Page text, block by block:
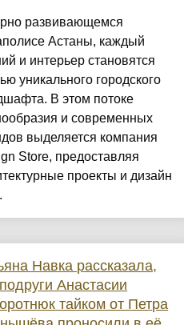
развивающемся
Астаны, каждый
и интерьер становятся
уникального городского
В этом потоке
и современных
выделяется компания
Store, предоставляя
проекты и дизайн
Навка рассказала,
Анастасии
тайком от Петра